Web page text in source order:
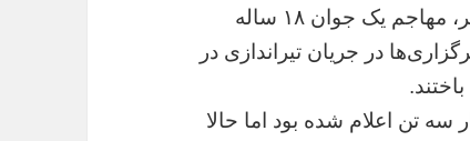
داده‌اند که بر اساس آخرین گزارش پلیس این شهر، مهاجم یک جوان ۱۸ ساله
در جریان تیراندازی در
سه تن اعلام شده بود اما حالا